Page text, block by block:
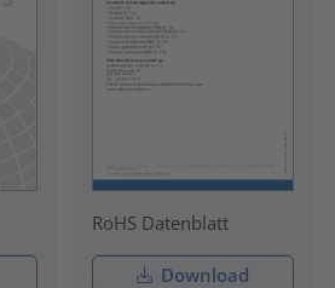
RoHS Datenblatt
Download